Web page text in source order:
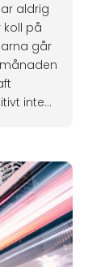
aldrig
på
går
inte...